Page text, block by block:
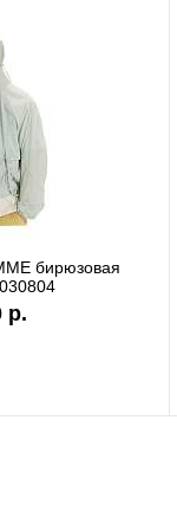
бирюзовая
р.